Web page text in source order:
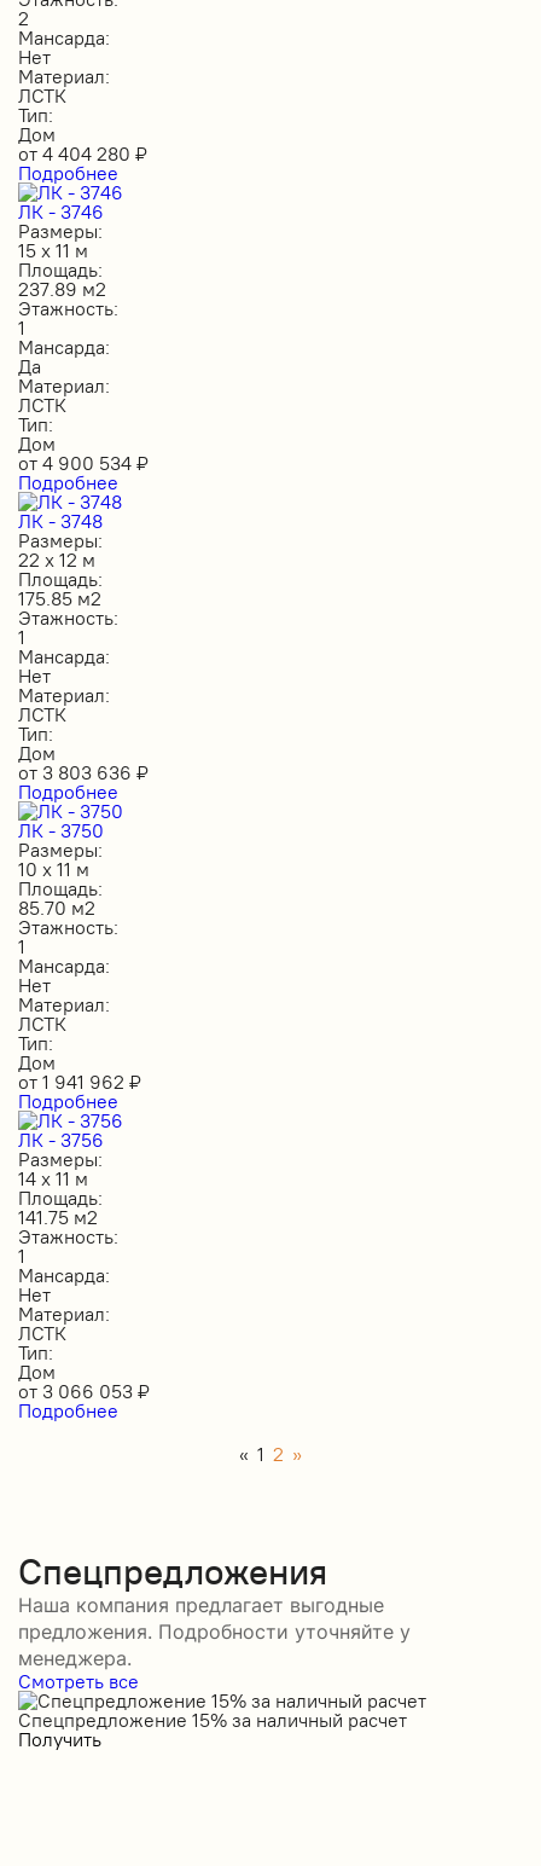
2
Мансарда:
Нет
Материал:
ЛСТК
Тип:
Дом
от 4 404 280 ₽
Подробнее
ЛК - 3746
Размеры:
15 х 11 м
Площадь:
237.89 м2
Этажность:
1
Мансарда:
Да
Материал:
ЛСТК
Тип:
Дом
от 4 900 534 ₽
Подробнее
ЛК - 3748
Размеры:
22 х 12 м
Площадь:
175.85 м2
Этажность:
1
Мансарда:
Нет
Материал:
ЛСТК
Тип:
Дом
от 3 803 636 ₽
Подробнее
ЛК - 3750
Размеры:
10 х 11 м
Площадь:
85.70 м2
Этажность:
1
Мансарда:
Нет
Материал:
ЛСТК
Тип:
Дом
от 1 941 962 ₽
Подробнее
ЛК - 3756
Размеры:
14 х 11 м
Площадь:
141.75 м2
Этажность:
1
Мансарда:
Нет
Материал:
ЛСТК
Тип:
Дом
от 3 066 053 ₽
Подробнее
« 1 2 »
Спецпредложения
Наша компания предлагает выгодные
предложения. Подробности уточняйте у
менеджера.
Смотреть все
Спецпредложение 15% за наличный расчет
Получить